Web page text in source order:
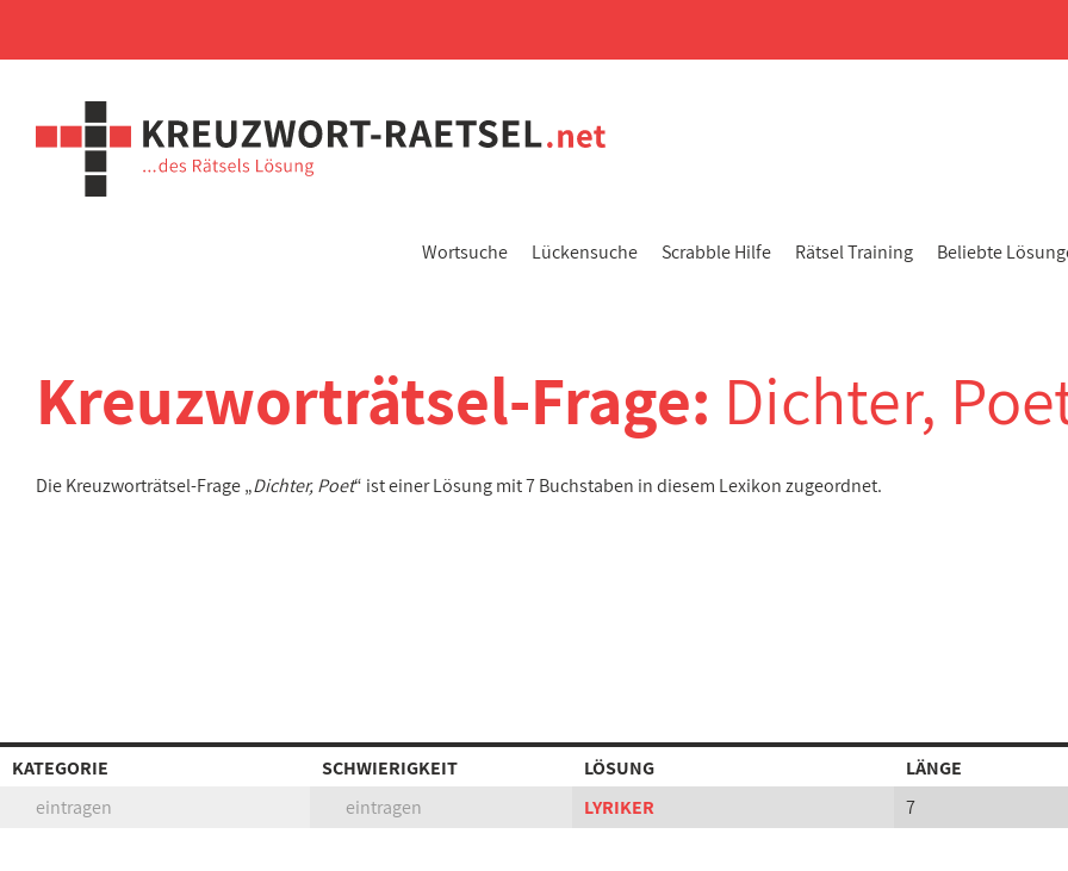
Wortsuche Lückensuche Scrabble Hilfe Rätsel Training Beliebte
Kreuzworträtsel-Frage: Dichter,
Die Kreuzworträtsel-Frage „Dichter, Poet“ ist einer Lösung mit 7 Buchstaben in diesem Lexikon zugeordnet.
KATEGORIE SCHWIERIGKEIT LÖSUNG
LÄNGE
eintragen
eintragen LYRIKER 7